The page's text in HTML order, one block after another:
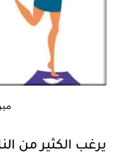
يرغب الكثير من